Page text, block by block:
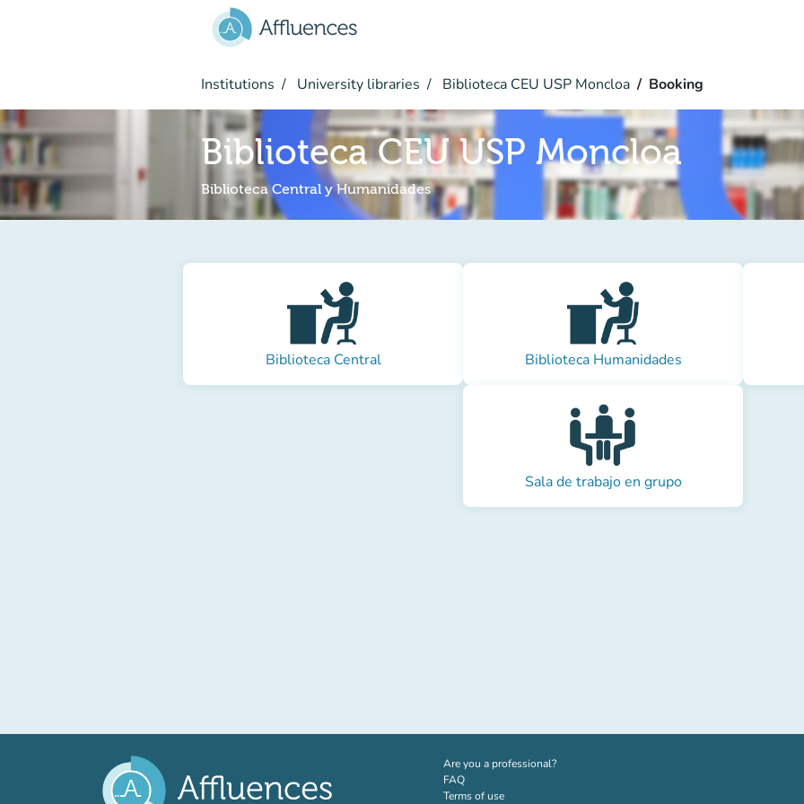
Institutions University libraries Biblioteca CEU USP Moncloa Booking
Biblioteca CEU USP Moncloa
Biblioteca Central y Humanidades
Biblioteca Central Biblioteca Humanidades
Sala de trabajo en grupo
Are you a professional?(new tab)
FAQ
Terms of use